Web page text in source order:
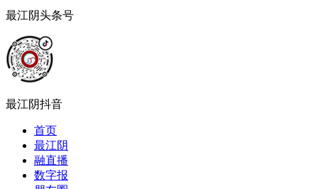
最江阴头条号
最江阴抖音
首页
最江阴
融直播
数字报